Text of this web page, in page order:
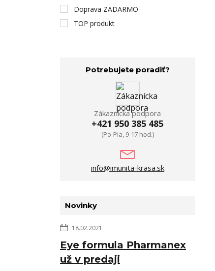
Doprava ZADARMO
TOP produkt
Potrebujete poradiť?
Zákaznícka podpora
+421 950 385 485
(Po-Pia, 9-17 hod.)
info@imunita-krasa.sk
Novinky
18.02.2021
Eye formula Pharmanex
už v predaji